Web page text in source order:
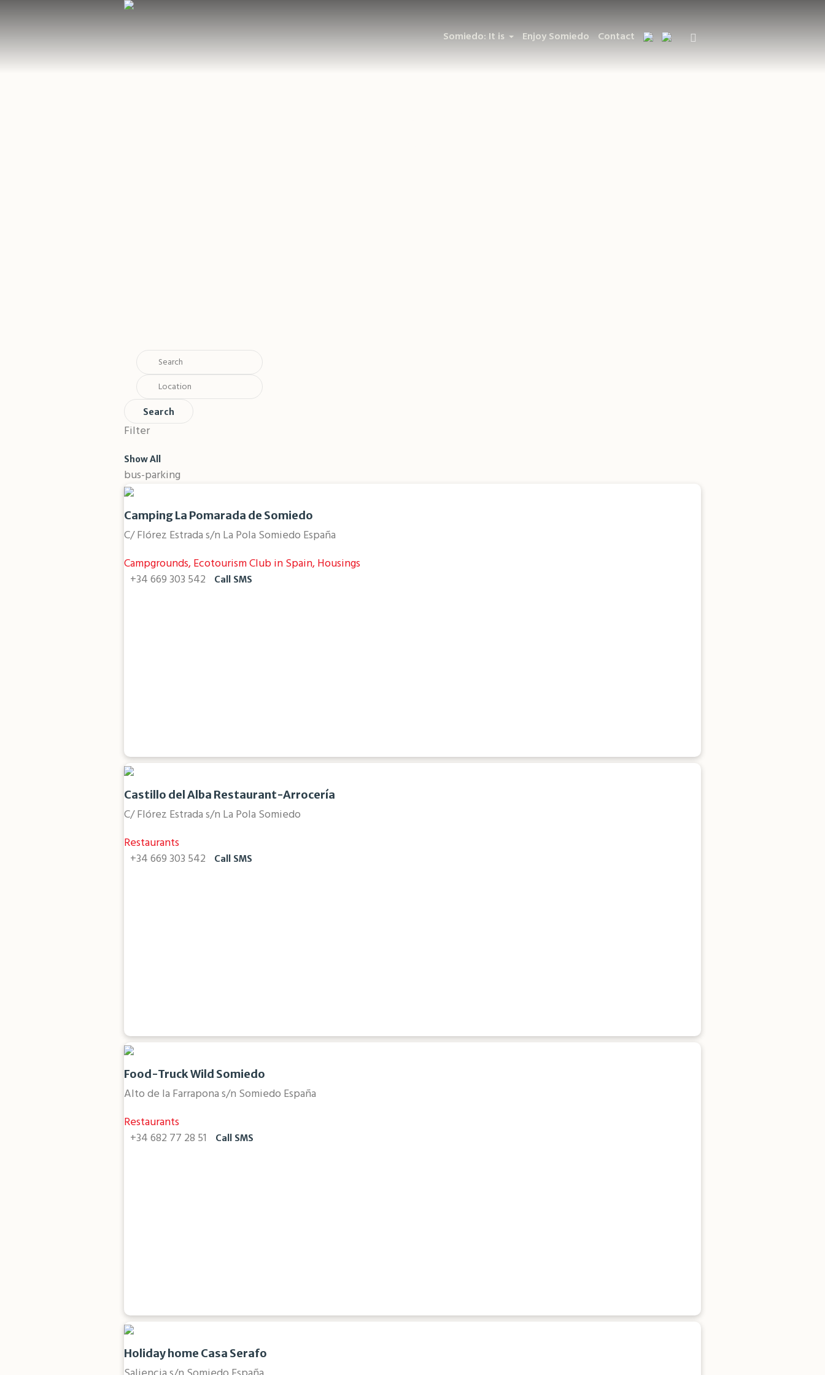
Somiedo: It is Enjoy Somiedo Contact
Search
Filter
Show All
bus-parking
Camping La Pomarada de Somiedo
C/ Flórez Estrada s/n La Pola Somiedo España
Campgrounds, Ecotourism Club in Spain, Housings
+34 669 303 542
Call SMS
Castillo del Alba Restaurant-Arrocería
C/ Flórez Estrada s/n La Pola Somiedo
Restaurants
+34 669 303 542
Call SMS
Food-Truck Wild Somiedo
Alto de la Farrapona s/n Somiedo España
Restaurants
+34 682 77 28 51
Call SMS
Holiday home Casa Serafo